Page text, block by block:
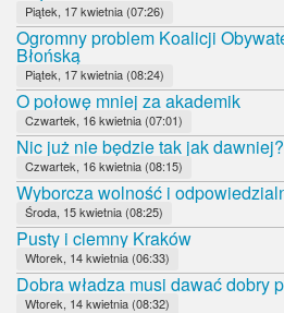
Piątek, 17 kwietnia (07:26)
Ogromny problem Koalicji
Błońską
Piątek, 17 kwietnia (08:24)
O połowę mniej za akademik
Czwartek, 16 kwietnia (07:01)
Nic już nie będzie tak jak dawniej?
Czwartek, 16 kwietnia (08:15)
Wyborcza wolność i
Środa, 15 kwietnia (08:25)
Pusty i ciemny Kraków
Wtorek, 14 kwietnia (06:33)
Dobra władza musi dawać dobry
Wtorek, 14 kwietnia (08:32)